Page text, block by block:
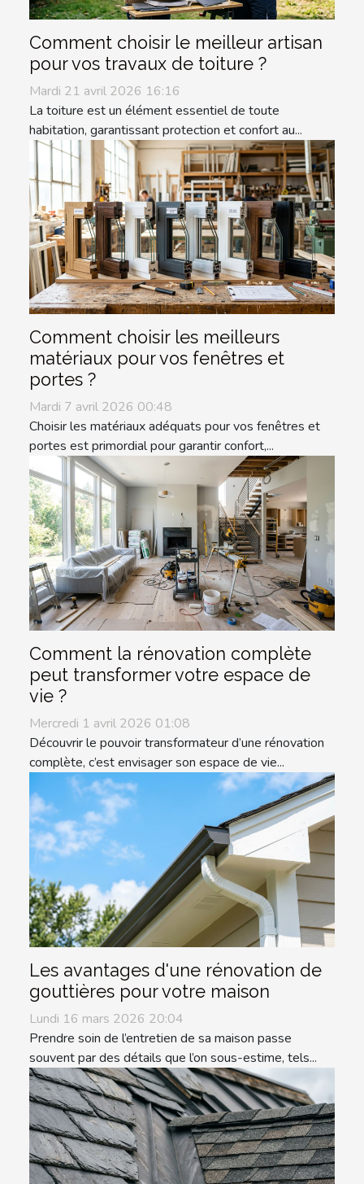
Comment choisir le meilleur artisan
pour vos travaux de toiture ?
Mardi 21 avril 2026 16:16
La toiture est un élément essentiel de toute
habitation, garantissant protection et confort au...
Comment choisir les meilleurs
matériaux pour vos fenêtres et
portes ?
Mardi 7 avril 2026 00:48
Choisir les matériaux adéquats pour vos fenêtres et
portes est primordial pour garantir confort,...
Comment la rénovation complète
peut transformer votre espace de
vie ?
Mercredi 1 avril 2026 01:08
Découvrir le pouvoir transformateur d’une rénovation
complète, c’est envisager son espace de vie...
Les avantages d'une rénovation de
gouttières pour votre maison
Lundi 16 mars 2026 20:04
Prendre soin de l’entretien de sa maison passe
souvent par des détails que l’on sous-estime, tels...